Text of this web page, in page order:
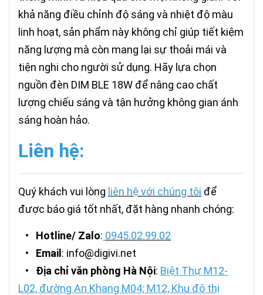
khả năng điều chỉnh độ sáng và nhiệt độ màu
linh hoạt, sản phẩm này không chỉ giúp tiết kiệm
năng lượng mà còn mang lại sự thoải mái và
tiện nghi cho người sử dụng. Hãy lựa chọn
nguồn đèn DIM BLE 18W để nâng cao chất
lượng chiếu sáng và tận hưởng không gian ánh
sáng hoàn hảo.
Liên hệ:
Quý khách vui lòng liên hệ với chúng tôi để
được báo giá tốt nhất, đặt hàng nhanh chóng:
• Hotline/ Zalo: 0945.02.99.02
• Email: info@digivi.net
• Địa chỉ văn phòng Hà Nội: Biệt Thự M12-
L02, đường An Khang M04; M12, Khu đô thị